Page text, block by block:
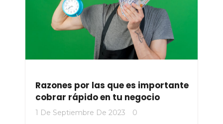
Razones por las que es importante
cobrar rápido en tu negocio
1 De Septiembre De 2023 0